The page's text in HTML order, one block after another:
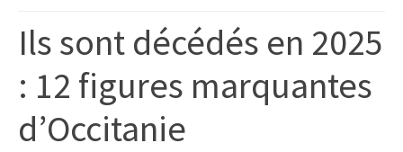
société,
culture,
politique,
faits
Ils sont décédés en 2025
: 12 figures marquantes
d’Occitanie